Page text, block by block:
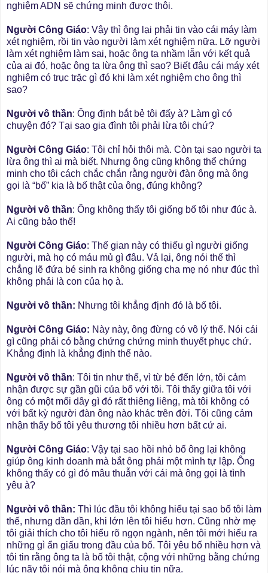
nghiệm ADN sẽ chứng minh được thôi.
Người Công Giáo: Vậy thì ông lại phải tin vào cái máy làm
xét nghiệm, rồi tin vào người làm xét nghiệm nữa. Lỡ người
làm xét nghiệm làm sai, hoặc ông ta nhầm lẫn với kết quả
của ai đó, hoặc ông ta lừa ông thì sao? Biết đâu cái máy xét
nghiệm có trục trặc gì đó khi làm xét nghiệm cho ông thì
sao?
Người vô thần: Ông định bắt bẻ tôi đấy à? Làm gì có
chuyện đó? Tại sao gia đình tôi phải lừa tôi chứ?
Người Công Giáo: Tôi chỉ hỏi thôi mà. Còn tại sao người ta
lừa ông thì ai mà biết. Nhưng ông cũng không thể chứng
minh cho tôi cách chắc chắn rằng người đàn ông mà ông
gọi là “bố” kia là bố thật của ông, đúng không?
Người vô thần: Ông không thấy tôi giống bố tôi như đúc à.
Ai cũng bảo thế!
Người Công Giáo: Thế gian này có thiếu gì người giống
người, mà họ có máu mủ gì đâu. Vả lại, ông nói thế thì
chẳng lẽ đứa bé sinh ra không giống cha mẹ nó như đúc thì
không phải là con của họ à.
Người vô thần: Nhưng tôi khẳng định đó là bố tôi.
Người Công Giáo: Này này, ông đừng có vô lý thế. Nói cái
gì cũng phải có bằng chứng chứng minh thuyết phục chứ.
Khẳng định là khẳng định thế nào.
Người vô thần: Tôi tin như thế, vì từ bé đến lớn, tôi cảm
nhận được sự gần gũi của bố với tôi. Tôi thấy giữa tôi với
ông có một mối dây gì đó rất thiêng liêng, mà tôi không có
với bất kỳ người đàn ông nào khác trên đời. Tôi cũng cảm
nhận thấy bố tôi yêu thương tôi nhiều hơn bất cứ ai.
Người Công Giáo: Vậy tại sao hồi nhỏ bố ông lại không
giúp ông kinh doanh mà bắt ông phải một mình tự lập. Ông
không thấy có gì đó mâu thuẫn với cái mà ông gọi là tình
yêu à?
Người vô thần: Thì lúc đầu tôi không hiểu tại sao bố tôi làm
thế, nhưng dần dần, khi lớn lên tôi hiểu hơn. Cũng nhờ mẹ
tôi giải thích cho tôi hiểu rõ ngọn ngành, nên tôi mới hiểu ra
những gì ẩn giấu trong đầu của bố. Tôi yêu bố nhiều hơn và
tôi tin rằng ông ta là bố tôi thật, cộng với những bằng chứng
lúc nãy tôi nói mà ông không chịu tin nữa.